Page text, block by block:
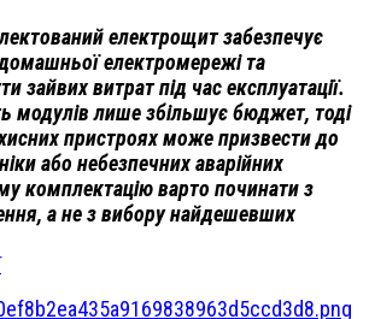
електрощит забезпечує
електромережі та
зайвих витрат під час експлуатації.
модулів лише збільшує бюджет, тоді
пристроях може призвести до
або небезпечних аварійних
комплектацію варто починати з
а не з вибору найдешевших